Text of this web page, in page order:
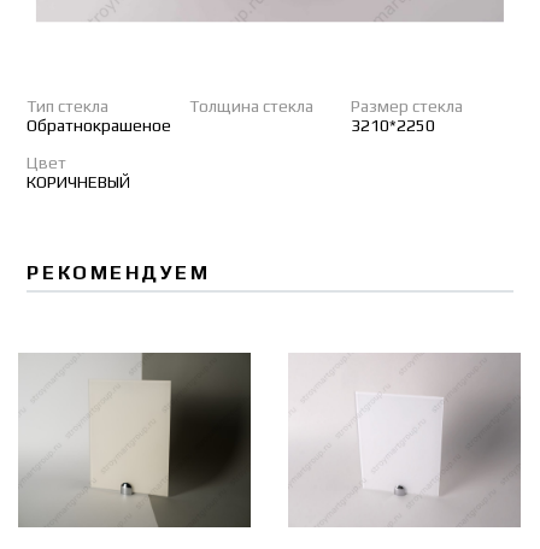
Тип стекла
Обратнокрашеное
Толщина стекла
Размер стекла
3210*2250
Цвет
КОРИЧНЕВЫЙ
РЕКОМЕНДУЕМ